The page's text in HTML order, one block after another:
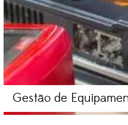
Gestão de